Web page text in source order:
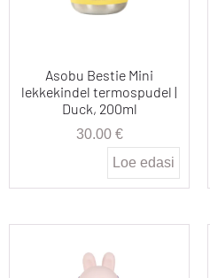
Asobu Bestie Mini
lekkekindel termospudel |
Duck, 200ml
30.00 €
Loe edasi